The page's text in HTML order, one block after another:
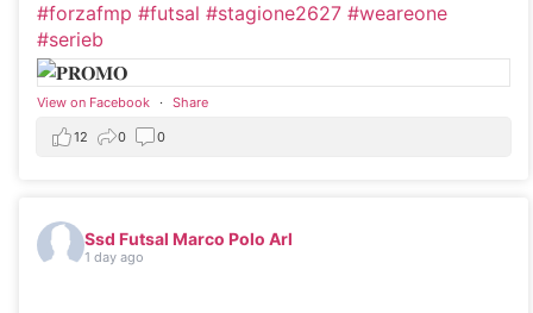
#forzafmp #futsal #stagione2627 #weareone
#serieb
View on Facebook · Share
12 0 0
Ssd Futsal Marco Polo Arl
1 day ago